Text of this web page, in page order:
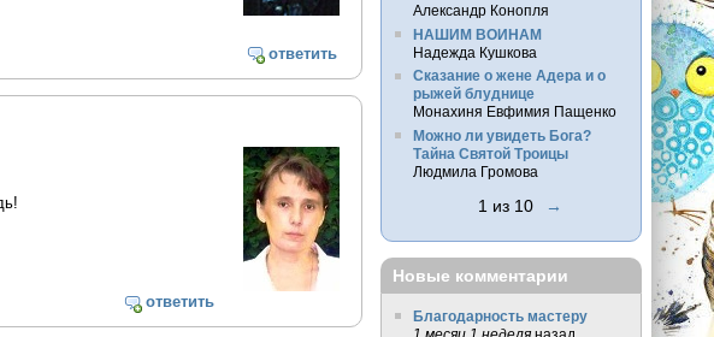
ответить
ответить
Александр Конопля
НАШИМ ВОИНАМ
Надежда Кушкова
Сказание о жене Адера и о
рыжей блуднице
Монахиня Евфимия Пащенко
Можно ли увидеть Бога?
Тайна Святой Троицы
Людмила Громова
1 из 10 →
Новые комментарии
Благодарность мастеру
1 месяц 1 неделяназад